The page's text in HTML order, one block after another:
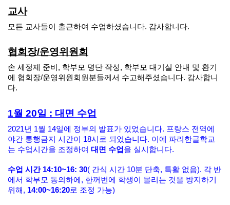
교사
모든 교사들이 출근하여 수업하셨습니다. 감사합니다.
협회장/운영위원회
손 세정제 준비, 학부모 명단 작성, 학부모 대기실 안내 및 환기
에 협회장/운영위원회원분들께서 수고해주셨습니다. 감사합니
다.
1월 20일 : 대면 수업
2021년 1월 14일에 정부의 발표가 있었습니다. 프랑스 전역에
야간 통행금지 시간이 18시로 되었습니다. 이에 파리한글학교
는 수업시간을 조정하여 대면 수업 을 실시합니다.
수업 시간 14:10~16: 30( 간식 시간 10분 단축, 특활 없음). 각 반
에서 학부모 동의하에, 한꺼번에 학생이 몰리는 것을 방지하기
위해, 14:00~16:20로 조정 가능)